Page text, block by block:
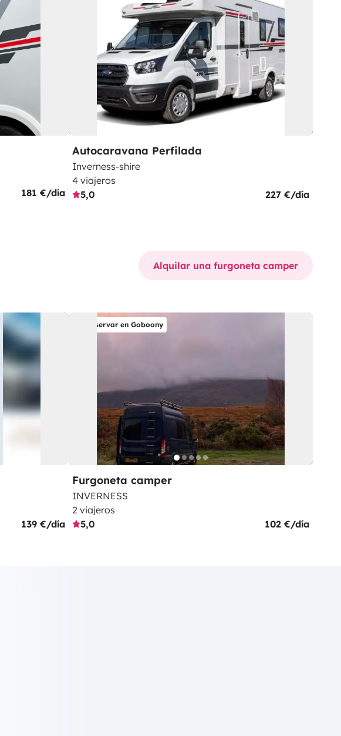
181 €/día
Autocaravana Perfilada
Inverness-shire
4 viajeros
5,0
227 €/día
Alquilar una furgoneta camper
139 €/día
Reservar en Goboony
Furgoneta camper
INVERNESS
2 viajeros
5,0
102 €/día